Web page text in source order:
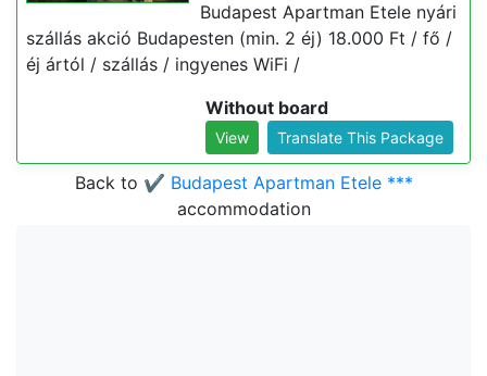
Budapest Apartman Etele nyári
szállás akció Budapesten (min. 2 éj) 18.000 Ft / fő /
éj ártól / szállás / ingyenes WiFi /
Without board
View Translate This Package
Back to ✔️ Budapest Apartman Etele ***
accommodation